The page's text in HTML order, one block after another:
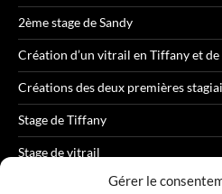
Gérer le
2ème stage de Sandy
Création d’un vitrail en Tiffany et
Créations des deux premières
Stage de Tiffany
Stage de vitrail